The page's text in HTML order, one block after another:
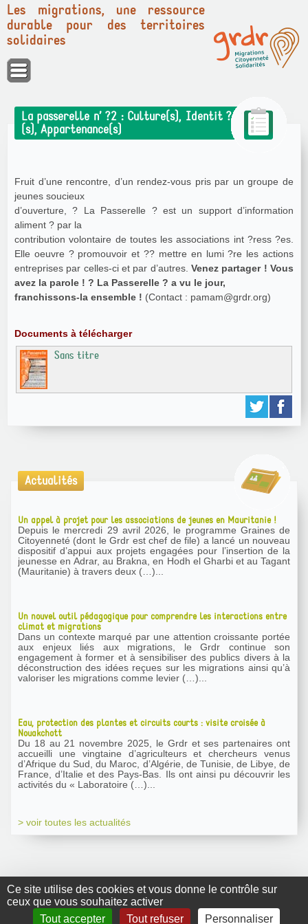
Panneau de gestion des cookies
Ce site utilise des cookies et vous donne le contrôle sur
ceux que vous souhaitez activer
Tout accepter
Tout refuser Personnaliser
Les migrations, une ressource
durable pour des territoires
solidaires
La passerelle n’ ?2 : Culture(s), Identit ?
(s), Appartenance(s)
Fruit d’une rencontre, d’un rendez-vous pris par un groupe de
jeunes soucieux
d’ouverture, ? La Passerelle ? est un support d’information
aliment ? par la
contribution volontaire de toutes les associations int ?ress ?es.
Elle oeuvre ? promouvoir et ?? mettre en lumi ?re les actions
entreprises par celles-ci et par d’autres. Venez partager ! Vous
avez la parole ! ? La Passerelle ? a vu le jour,
franchissons-la ensemble ! (Contact : pamam@grdr.org)
Documents à télécharger
Sans titre
Actualités
Un appel à projet pour les associations de jeunes en Mauritanie !
Depuis le mercredi 29 avril 2026, le programme Graines de
Citoyenneté (dont le Grdr est chef de file) a lancé un nouveau
dispositif d’appui aux projets engagées pour l’insertion de la
jeunesse en Adrar, au Brakna, en Hodh el Gharbi et au Tagant
(Mauritanie) à travers deux (…)...
Un nouvel outil pédagogique pour comprendre les interactions entre
climat et migrations
Dans un contexte marqué par une attention croissante portée
aux enjeux liés aux migrations, le Grdr continue son
engagement à former et à sensibiliser des publics divers à la
déconstruction des idées reçues sur les migrations ainsi qu’à
valoriser les migrations comme levier (…)...
Eau, protection des plantes et circuits courts : visite croisée à
Nouakchott
Du 18 au 21 novembre 2025, le Grdr et ses partenaires ont
accueilli une vingtaine d’agriculteurs et chercheurs venus
d’Afrique du Sud, du Maroc, d’Algérie, de Tunisie, de Libye, de
France, d’Italie et des Pays-Bas. Ils ont ainsi pu découvrir les
activités du « Laboratoire (…)...
> voir toutes les actualités
GRDR Copyright